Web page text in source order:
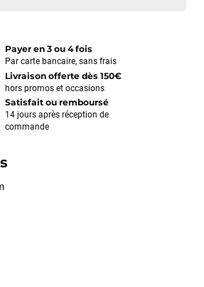
Payer en 3 ou 4 fois
Par carte bancaire, sans frais
Livraison offerte dès 150€
hors promos et occasions
Satisfait ou remboursé
14 jours après réception de
commande